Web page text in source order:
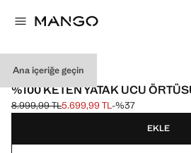
Ana içeriğe geçin
PREMIUM KALITE
%100 KETEN YATAK UCU
Üstü çizili ilk fiyat [8.999,99 TL ]
8.999,99 TL
Güncel fiyat [5.699,99 TL ]
5.699,99 TL-%37
Bir renk seçin
EKLE